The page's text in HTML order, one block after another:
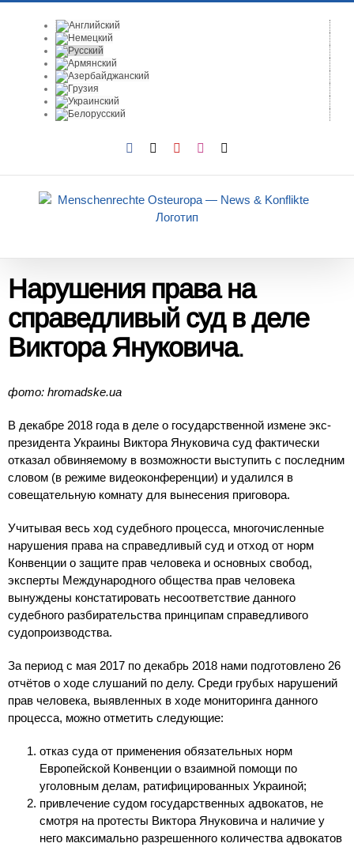
Facebook YouTubeInstagram
Нарушения права на
справедливый суд в деле
Виктора Януковича.
фото: hromadske.ua
В декабре 2018 года в деле о государственной измене экс-
президента Украины Виктора Януковича суд фактически
отказал обвиняемому в возможности выступить с последним
словом (в режиме видеоконференции) и удалился в
совещательную комнату для вынесения приговора.
Учитывая весь ход судебного процесса, многочисленные
нарушения права на справедливый суд и отход от норм
Конвенции о защите прав человека и основных свобод,
эксперты Международного общества прав человека
вынуждены констатировать несоответствие данного
судебного разбирательства принципам справедливого
судопроизводства.
За период с мая 2017 по декабрь 2018 нами подготовлено 26
отчётов о ходе слушаний по делу. Среди грубых нарушений
прав человека, выявленных в ходе мониторинга данного
процесса, можно отметить следующие:
отказ суда от применения обязательных норм
Европейской Конвенции о взаимной помощи по
уголовным делам, ратифицированных Украиной;
привлечение судом государственных адвокатов, не
смотря на протесты Виктора Януковича и наличие у
него максимально разрешенного количества адвокатов